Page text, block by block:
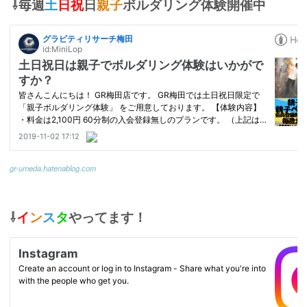
⇩毎週土日祝日親子ボルダリング体験開催中
gr-umeda.hatenablog.com
⇩インスタやってます！